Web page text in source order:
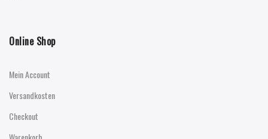
Online Shop
Mein Account
Versandkosten
Checkout